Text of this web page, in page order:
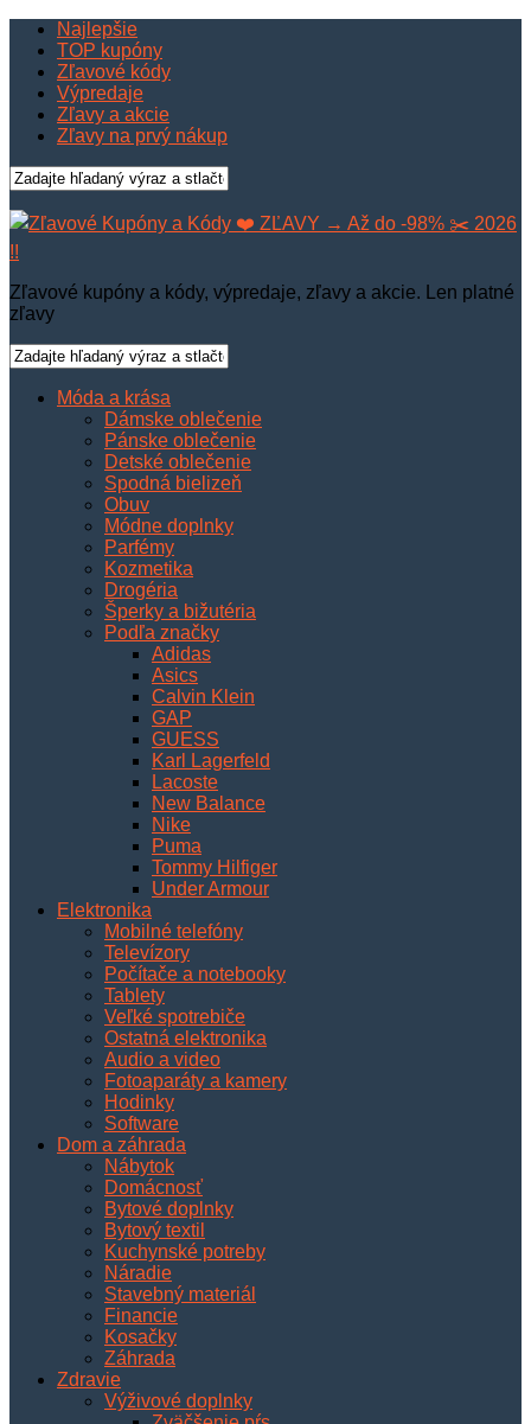
Najlepšie
TOP kupóny
Zľavové kódy
Výpredaje
Zľavy a akcie
Zľavy na prvý nákup
Zľavové kupóny a kódy, výpredaje, zľavy a akcie. Len platné
zľavy
Móda a krása
Dámske oblečenie
Pánske oblečenie
Detské oblečenie
Spodná bielizeň
Obuv
Módne doplnky
Parfémy
Kozmetika
Drogéria
Šperky a bižutéria
Podľa značky
Adidas
Asics
Calvin Klein
GAP
GUESS
Karl Lagerfeld
Lacoste
New Balance
Nike
Puma
Tommy Hilfiger
Under Armour
Elektronika
Mobilné telefóny
Televízory
Počítače a notebooky
Tablety
Veľké spotrebiče
Ostatná elektronika
Audio a video
Fotoaparáty a kamery
Hodinky
Software
Dom a záhrada
Nábytok
Domácnosť
Bytové doplnky
Bytový textil
Kuchynské potreby
Náradie
Stavebný materiál
Financie
Kosačky
Záhrada
Zdravie
Výživové doplnky